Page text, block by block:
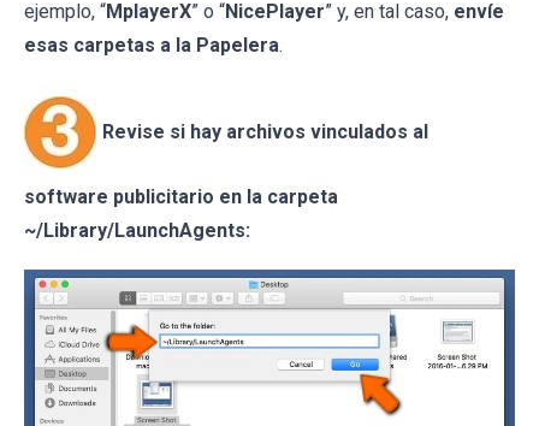
ejemplo, “MplayerX” o “NicePlayer” y, en tal caso, envíe
esas carpetas a la Papelera.
Revise si hay archivos vinculados al
software publicitario en la carpeta
~/Library/LaunchAgents: